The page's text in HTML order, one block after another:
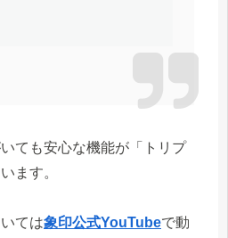
ても安心な機能が「トリプ
ます。
ては象印公式YouTubeで動